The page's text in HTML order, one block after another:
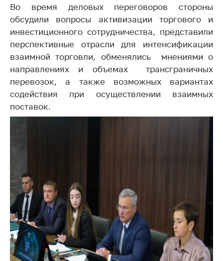
Биржевая торговля
Выставочная
деятельность в
Республике
Беларусь
Защита
персональных
данных
Новости
Обратиться в МАРТ
граждан и юр. лиц
Прямaя телефоннaя
линия
Горячая линия
Электронные
обращения
Во время деловых переговоров стороны
обсудили вопросы активизации торгового и
инвестиционного сотрудничества, представили
перспективные отрасли для интенсификации
взаимной торговли, обменялись мнениями о
направлениях и объемах трансграничных
перевозок, а также возможных вариантах
содействия при осуществлении взаимных
поставок.